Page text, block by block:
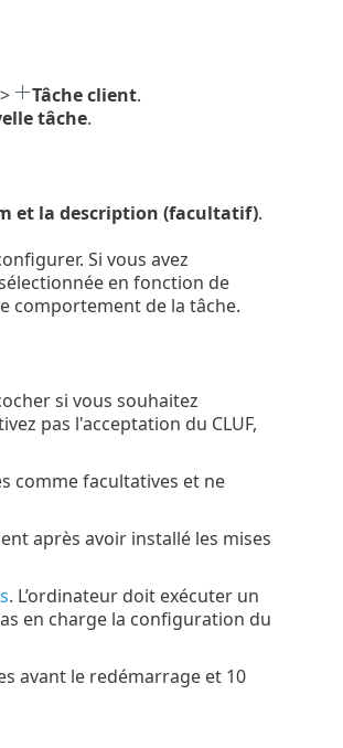
Tâche client.
tâche.
et la description (facultatif).
Si vous avez
en fonction de
comportement de la tâche.
si vous souhaitez
pas l'acceptation du CLUF,
comme facultatives et ne
après avoir installé les mises
. L’ordinateur doit exécuter un
en charge la configuration du
avant le redémarrage et 10